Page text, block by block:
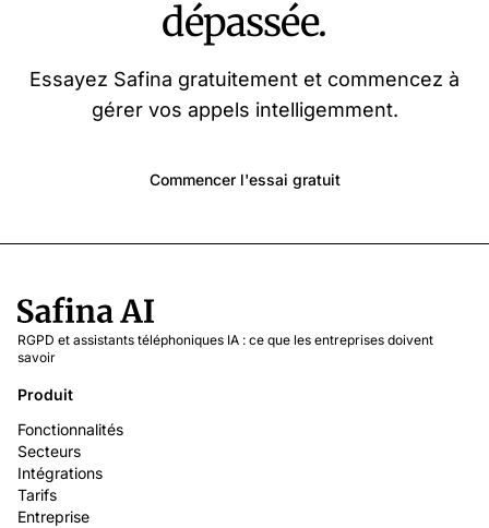
dépassée.
Essayez Safina gratuitement et commencez à
gérer vos appels intelligemment.
Commencer l'essai gratuit
RGPD et assistants téléphoniques IA : ce que les entreprises doivent
savoir
Produit
Fonctionnalités
Secteurs
Intégrations
Tarifs
Entreprise